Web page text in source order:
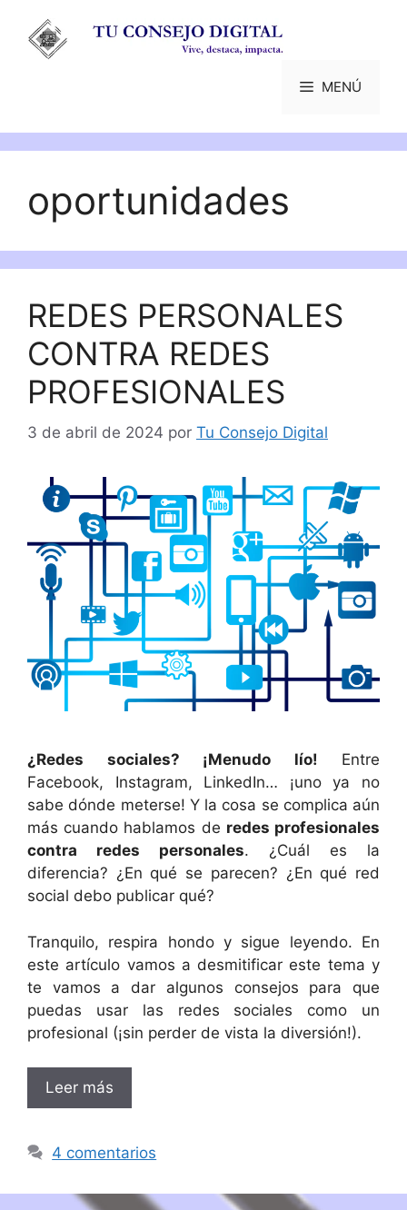
contenido
MENÚ
oportunidades
REDES PERSONALES
CONTRA REDES
PROFESIONALES
3 de abril de 2024 por Tu Consejo Digital
¿Redes sociales? ¡Menudo lío! Entre
Facebook, Instagram, LinkedIn… ¡uno ya no
sabe dónde meterse! Y la cosa se complica aún
más cuando hablamos de redes profesionales
contra redes personales. ¿Cuál es la
diferencia? ¿En qué se parecen? ¿En qué red
social debo publicar qué?
Tranquilo, respira hondo y sigue leyendo. En
este artículo vamos a desmitificar este tema y
te vamos a dar algunos consejos para que
puedas usar las redes sociales como un
profesional (¡sin perder de vista la diversión!).
Leer más
4 comentarios